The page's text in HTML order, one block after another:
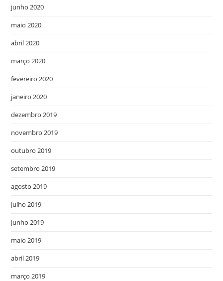
junho 2020
maio 2020
abril 2020
março 2020
fevereiro 2020
janeiro 2020
dezembro 2019
novembro 2019
outubro 2019
setembro 2019
agosto 2019
julho 2019
junho 2019
maio 2019
abril 2019
março 2019